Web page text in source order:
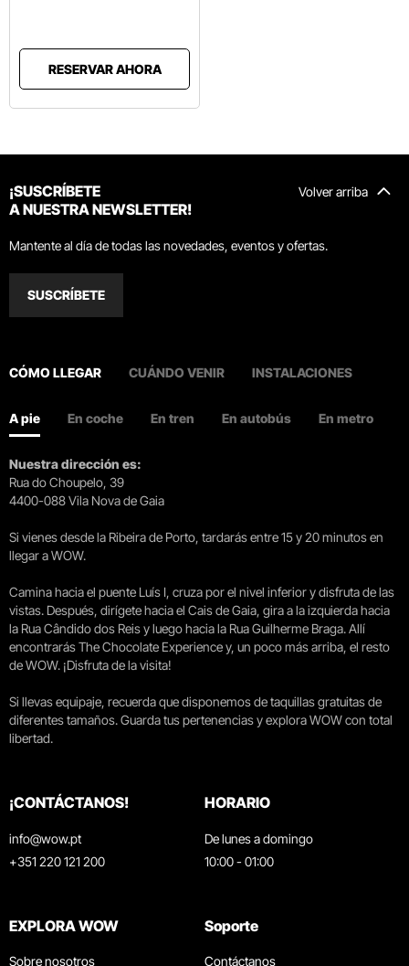
RESERVAR AHORA
Volver arriba
¡SUSCRÍBETE
A NUESTRA NEWSLETTER!
Mantente al día de todas las novedades, eventos y ofertas.
SUSCRÍBETE
CÓMO LLEGAR CUÁNDO VENIR INSTALACIONES
A pie En coche En tren En autobús En metro
Nuestra dirección es:
Rua do Choupelo, 39
4400-088 Vila Nova de Gaia
Si vienes desde la Ribeira de Porto, tardarás entre 15 y 20 minutos en
llegar a WOW.
Camina hacia el puente Luís I, cruza por el nivel inferior y disfruta de las
vistas. Después, dirígete hacia el Cais de Gaia, gira a la izquierda hacia
la Rua Cândido dos Reis y luego hacia la Rua Guilherme Braga. Allí
encontrarás The Chocolate Experience y, un poco más arriba, el resto
de WOW. ¡Disfruta de la visita!
Si llevas equipaje, recuerda que disponemos de taquillas gratuitas de
diferentes tamaños. Guarda tus pertenencias y explora WOW con total
libertad.
¡CONTÁCTANOS!
info@wow.pt
+351 220 121 200
HORARIO
De lunes a domingo
10:00 - 01:00
EXPLORA WOW
Sobre nosotros
Soporte
Contáctanos